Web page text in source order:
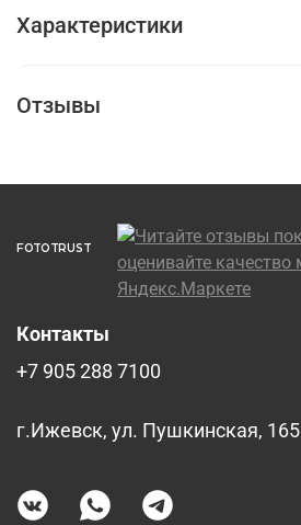
Характеристики
Отзывы
FOTOTRUST
Контакты
+7 905 288 7100
г.Ижевск, ул. Пушкинская, 165